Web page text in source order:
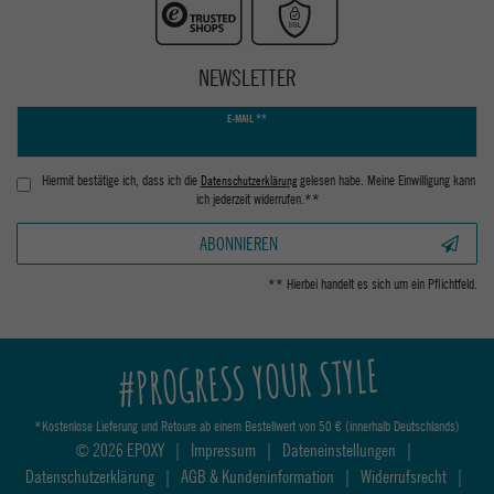
NEWSLETTER
E-MAIL **
Hiermit bestätige ich, dass ich die Daten­schutz­erklärunggelesen habe. Meine Einwilligung kann
ich jederzeit widerrufen.**
ABONNIEREN
** Hierbei handelt es sich um ein Pflichtfeld.
#PROGRESS YOUR STYLE
*Kostenlose Lieferung und Retoure ab einem Bestellwert von 50 € (innerhalb Deutschlands)
© 2026 EPOXY | Impressum | Dateneinstellungen |
Datenschutzerklärung | AGB & Kundeninformation | Widerrufsrecht |